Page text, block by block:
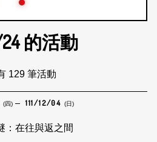
24的活動
129 筆活動
(四) 111/12/04 (日)
：在往與返之間